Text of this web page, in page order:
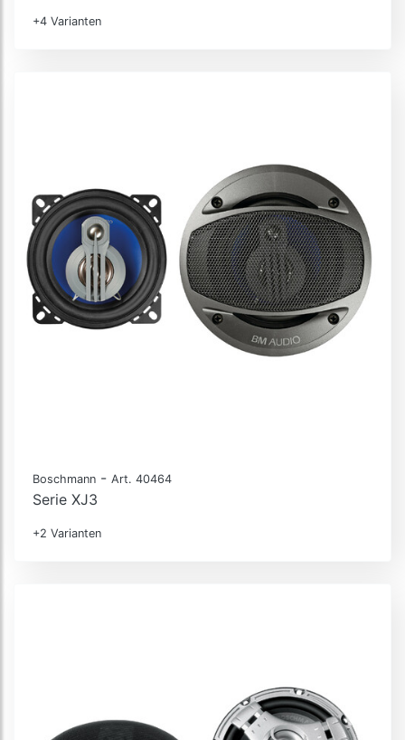
+4 Varianten
Boschmann - Art. 40464
Serie XJ3
+2 Varianten